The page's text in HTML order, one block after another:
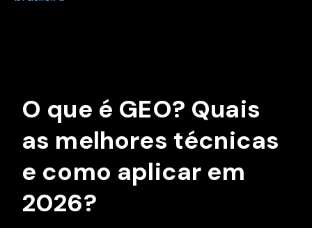
O que é GEO? Quais
as melhores técnicas
e como aplicar em
2026?